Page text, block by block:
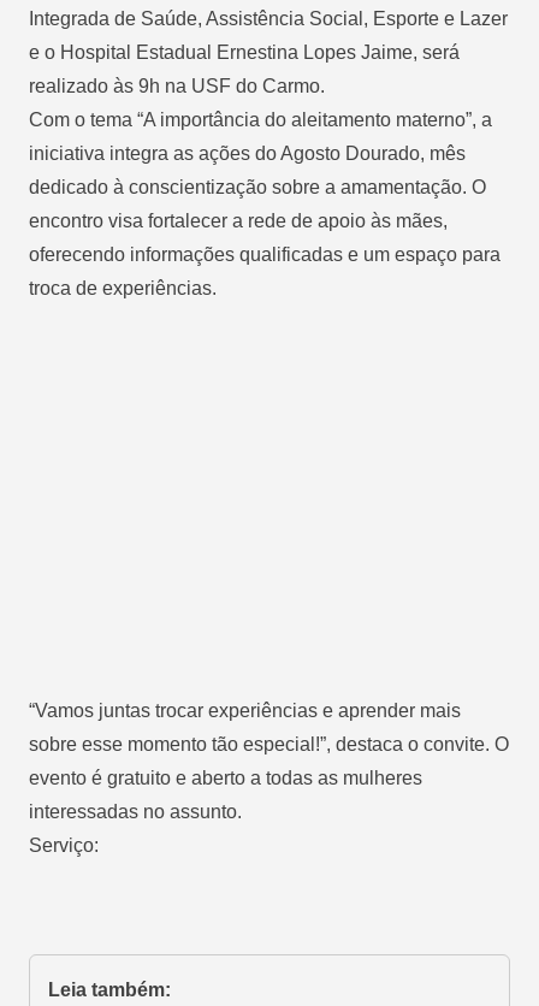
Integrada de Saúde, Assistência Social, Esporte e Lazer
e o Hospital Estadual Ernestina Lopes Jaime, será
realizado às 9h na USF do Carmo.
Com o tema “A importância do aleitamento materno”, a
iniciativa integra as ações do Agosto Dourado, mês
dedicado à conscientização sobre a amamentação. O
encontro visa fortalecer a rede de apoio às mães,
oferecendo informações qualificadas e um espaço para
troca de experiências.
“Vamos juntas trocar experiências e aprender mais
sobre esse momento tão especial!”, destaca o convite. O
evento é gratuito e aberto a todas as mulheres
interessadas no assunto.
Serviço:
Leia também: